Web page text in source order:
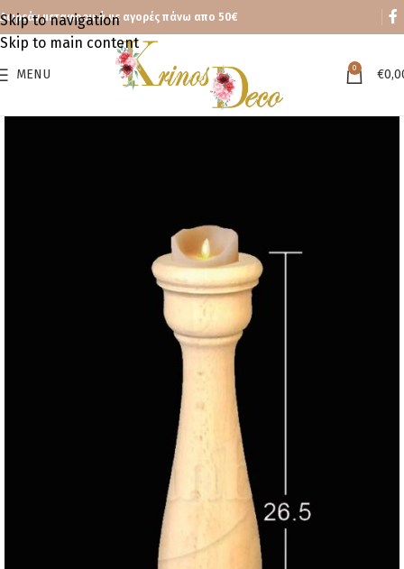
Skip to navigation
Skip to main content
Δωρεάν μεταφορικά με αγορές πάνω απο 50€
MENU 0 €